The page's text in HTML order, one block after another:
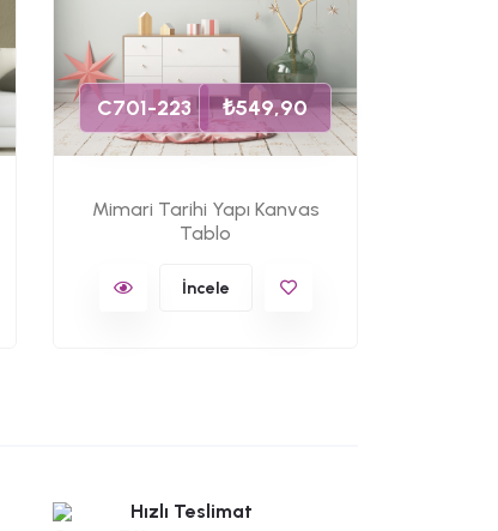
C701-223 ₺549,90
Mimari Tarihi Yapı Kanvas
Tablo
İncele
Hızlı Teslimat